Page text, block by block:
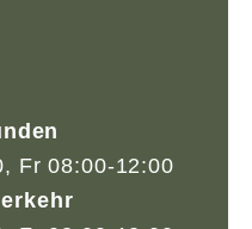
Fr 08:00-12:00